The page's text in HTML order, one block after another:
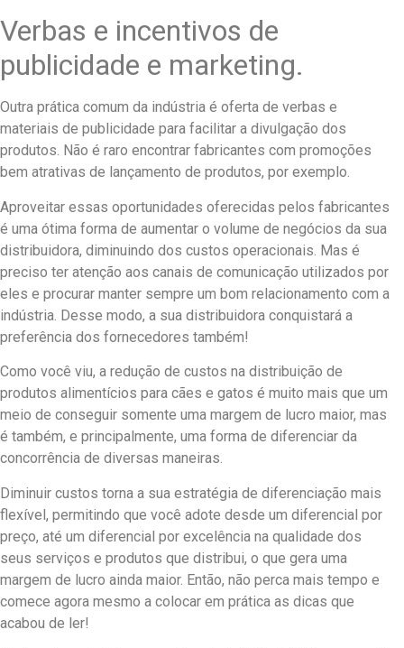
Verbas e incentivos de
publicidade e marketing.
Outra prática comum da indústria é oferta de verbas e
materiais de publicidade para facilitar a divulgação dos
produtos. Não é raro encontrar fabricantes com promoções
bem atrativas de lançamento de produtos, por exemplo.
Aproveitar essas oportunidades oferecidas pelos fabricantes
é uma ótima forma de aumentar o volume de negócios da sua
distribuidora, diminuindo dos custos operacionais. Mas é
preciso ter atenção aos canais de comunicação utilizados por
eles e procurar manter sempre um bom relacionamento com a
indústria. Desse modo, a sua distribuidora conquistará a
preferência dos fornecedores também!
Como você viu, a redução de custos na distribuição de
produtos alimentícios para cães e gatos é muito mais que um
meio de conseguir somente uma margem de lucro maior, mas
é também, e principalmente, uma forma de diferenciar da
concorrência de diversas maneiras.
Diminuir custos torna a sua estratégia de diferenciação mais
flexível, permitindo que você adote desde um diferencial por
preço, até um diferencial por excelência na qualidade dos
seus serviços e produtos que distribui, o que gera uma
margem de lucro ainda maior. Então, não perca mais tempo e
comece agora mesmo a colocar em prática as dicas que
acabou de ler!